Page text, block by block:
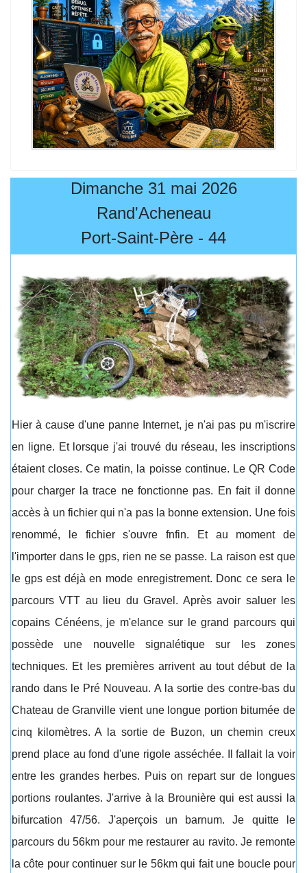
Dimanche 31 mai 2026
Rand'Acheneau
Port-Saint-Père - 44
Hier à cause d'une panne Internet, je n'ai pas pu m'iscrire
en ligne. Et lorsque j'ai trouvé du réseau, les inscriptions
étaient closes. Ce matin, la poisse continue. Le QR Code
pour charger la trace ne fonctionne pas. En fait il donne
accès à un fichier qui n'a pas la bonne extension. Une fois
renommé, le fichier s'ouvre fnfin. Et au moment de
l'importer dans le gps, rien ne se passe. La raison est que
le gps est déjà en mode enregistrement. Donc ce sera le
parcours VTT au lieu du Gravel. Après avoir saluer les
copains Cénéens, je m'elance sur le grand parcours qui
possède une nouvelle signalétique sur les zones
techniques. Et les premières arrivent au tout début de la
rando dans le Pré Nouveau. A la sortie des contre-bas du
Chateau de Granville vient une longue portion bitumée de
cinq kilomètres. A la sortie de Buzon, un chemin creux
prend place au fond d'une rigole asséchée. Il fallait la voir
entre les grandes herbes. Puis on repart sur de longues
portions roulantes. J'arrive à la Brounière qui est aussi la
bifurcation 47/56. J'aperçois un barnum. Je quitte le
parcours du 56km pour me restaurer au ravito. Je remonte
la côte pour continuer sur le 56km qui fait une boucle pour